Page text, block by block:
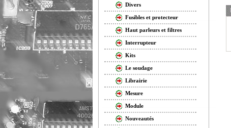
Divers
Fusibles et protecteur
Haut parleurs et filtres
Interrupteur
Kits
Le soudage
Librairie
Mesure
Module
Nouveautés